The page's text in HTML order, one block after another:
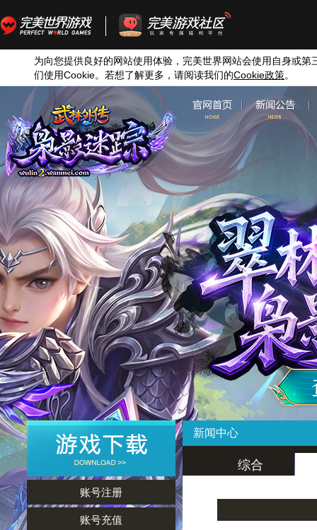
为向您提供良好的网站使用体验，完美世界网站会使用自身或第
们使用Cookie。若想了解更多，请阅读我们的Cookie政策。
账号注册
账号充值
新闻中心
综合